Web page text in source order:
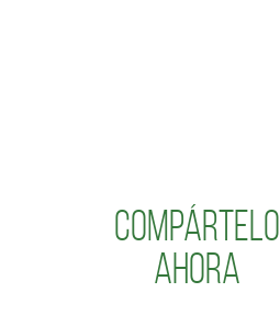
Compártelo
ahora